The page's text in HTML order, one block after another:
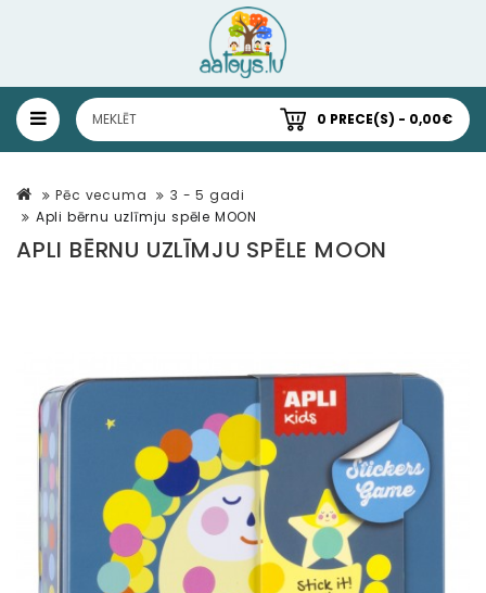
0 PRECE(S) - 0,00€
Pēc vecuma
3 - 5 gadi
Apli bērnu uzlīmju spēle MOON
APLI BĒRNU UZLĪMJU SPĒLE MOON